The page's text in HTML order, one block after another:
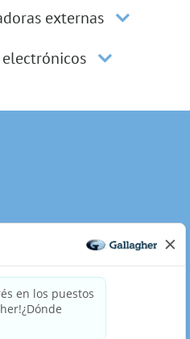
externas
para completar alguna
solicitud, incluido el uso de
a:Careers@ajg.com